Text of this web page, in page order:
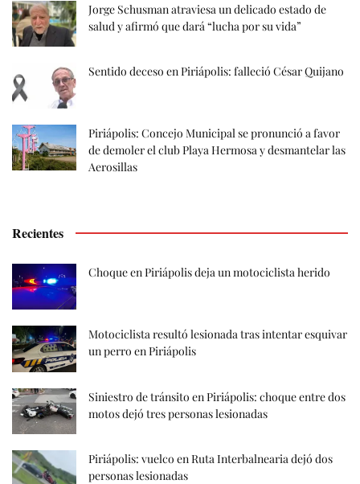
Jorge Schusman atraviesa un delicado estado de
salud y afirmó que dará “lucha por su vida”
Sentido deceso en Piriápolis: falleció César Quijano
Piriápolis: Concejo Municipal se pronunció a favor
de demoler el club Playa Hermosa y desmantelar las
Aerosillas
Recientes
Choque en Piriápolis deja un motociclista herido
Motociclista resultó lesionada tras intentar esquivar
un perro en Piriápolis
Siniestro de tránsito en Piriápolis: choque entre dos
motos dejó tres personas lesionadas
Piriápolis: vuelco en Ruta Interbalnearia dejó dos
personas lesionadas